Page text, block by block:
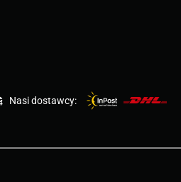
Nasi dostawcy: